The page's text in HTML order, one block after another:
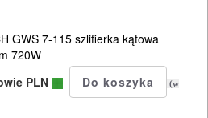
GWS 7-115 szlifierka kątowa
720W
PLN
(w